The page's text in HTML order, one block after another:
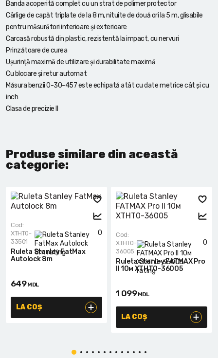
Banda acoperită complet cu un strat de polimer protector
Cârlige de capăt triplate de la 8 m, nituite de două ori la 5 m, glisabile
pentru măsurători interioare și exterioare
Carcasă robustă din plastic, rezistentă la impact, cu nervuri
Prinzătoare de curea
Ușurință maximă de utilizare și durabilitate maximă
Cu blocare și retur automat
Măsura benzii 0-30-457 este echipată atât cu date metrice cât și cu
inch
Clasa de precizie II
Produse similare din această
categorie:
0
Cod:
XTHT0-
33501
Ruleta Stanley FatMax
Autolock 8m
649MDL
LA COȘ
0
Cod:
XTHT0-
36005
Ruleta Stanley FATMAX Pro
II 10м XTHT0-36005
1 099 MDL
LA COȘ